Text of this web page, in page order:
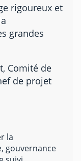
rigoureux et
grandes
Comité de
de projet
la
gouvernance